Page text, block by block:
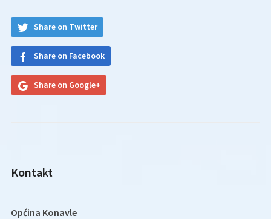
Share on Twitter
Share on Facebook
Share on Google+
Kontakt
Općina Konavle